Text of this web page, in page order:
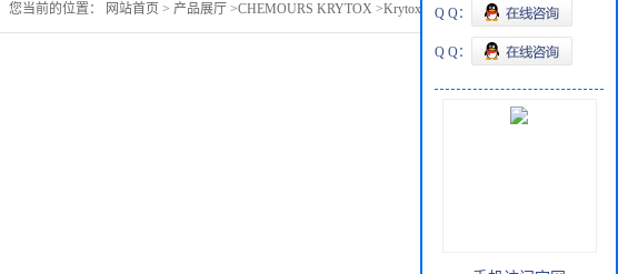
您当前的位置： 网站首页 > 产品展厅 >CHEMOURS KRYTOX >Krytox GPL205 Grease
Q Q：
Q Q：